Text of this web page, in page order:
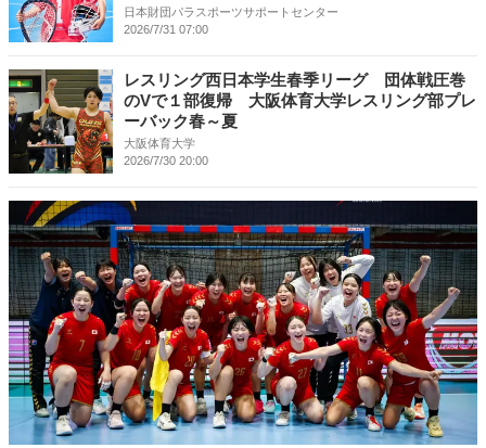
日本財団パラスポーツサポートセンター
2026/7/31 07:00
レスリング西日本学生春季リーグ 団体戦圧巻
のVで１部復帰 大阪体育大学レスリング部プレ
ーバック春～夏
大阪体育大学
2026/7/30 20:00